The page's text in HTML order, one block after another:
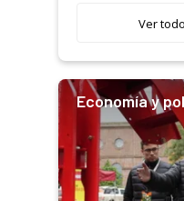
Ver
Economía y